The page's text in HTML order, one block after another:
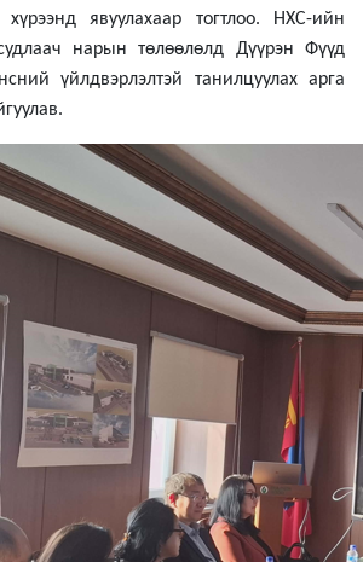
явуулахаар тогтлоо. НХС-ийн
нарын төлөөлөлд Дүүрэн Фүүд
үйлдвэрлэлтэй танилцуулах арга